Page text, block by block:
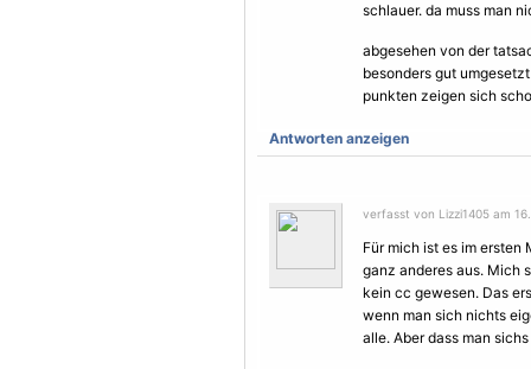
schlauer. da muss man
abgesehen von der
besonders gut
punkten zeigen sich
Antworten anzeigen
verfasst von Lizzi1405 am
Für mich ist es im ersten
ganz anderes aus. Mich
kein cc gewesen. Das
wenn man sich nichts
alle. Aber dass man